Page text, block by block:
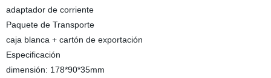
adaptador de corriente
Paquete de Transporte
caja blanca + cartón de exportación
Especificación
dimensión: 178*90*35mm